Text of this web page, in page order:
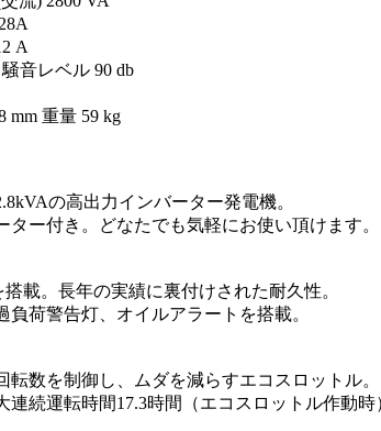
A
音レベル 90 db
mm 重量 59 kg
の高出力インバーター発電機。
ー付き。どなたでも気軽にお使い頂けます。
載。長年の実績に裏付けされた耐久性。
荷警告灯、オイルアラートを搭載。
数を制御し、ムダを減らすエコスロットル。
続運転時間17.3時間（エコスロットル作動時